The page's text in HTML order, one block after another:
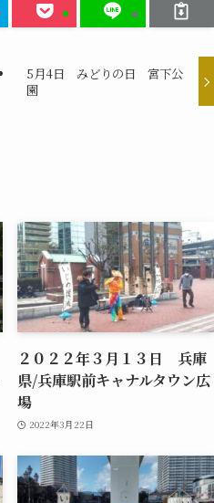
5月4日 みどりの日 宮下公
園
２０２２年３月１３日 兵庫
県/兵庫駅前キャナルタウン広
場
2022年3月22日